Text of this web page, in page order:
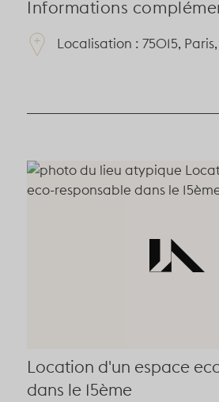
Informations
Localisation : 75015,
Location d'un espace
dans le 15ème